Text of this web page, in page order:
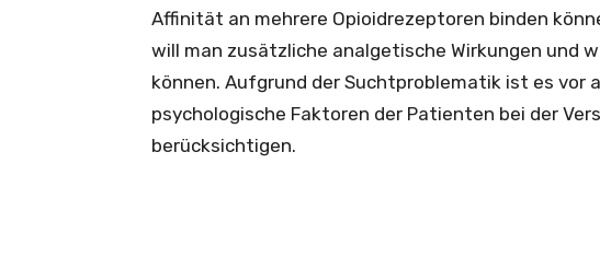
Affinität an mehrere Opioidrezeptoren binden
will man zusätzliche analgetische Wirkungen und
können. Aufgrund der Suchtproblematik ist es vor
psychologische Faktoren der Patienten bei der
berücksichtigen.